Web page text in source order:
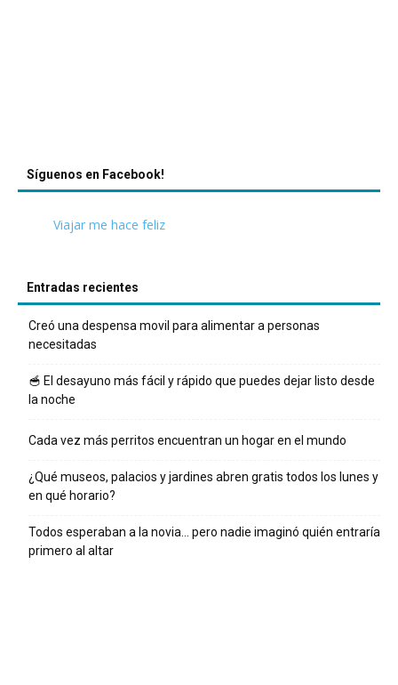
Síguenos en Facebook!
Viajar me hace feliz
Entradas recientes
Creó una despensa movil para alimentar a personas
necesitadas
🥣 El desayuno más fácil y rápido que puedes dejar listo desde
la noche
Cada vez más perritos encuentran un hogar en el mundo
¿Qué museos, palacios y jardines abren gratis todos los lunes y
en qué horario?
Todos esperaban a la novia… pero nadie imaginó quién entraría
primero al altar